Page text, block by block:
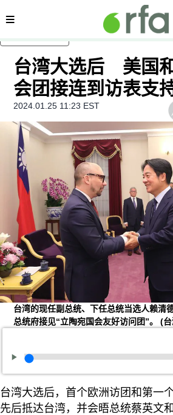
内容分类
台湾大选后 美国
会团接连到访表支
2024.01.25 11:23 EST
台湾的现任副总统、下任总统当选人赖清
总统府接见“立陶宛国会友好访问团”。(
台湾大选后，首个欧洲访团和第一
先后抵达台湾，并会晤总统蔡英文